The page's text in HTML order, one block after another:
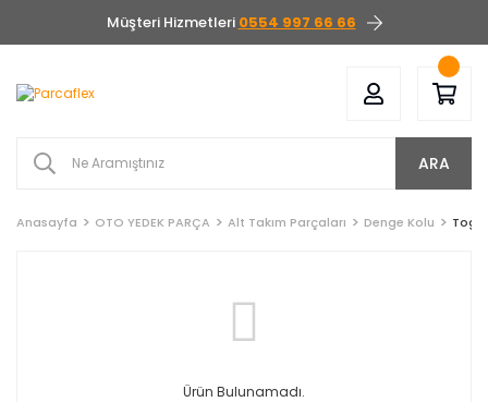
Müşteri Hizmetleri 0554 997 66 66
ARA
Anasayfa OTO YEDEK PARÇA Alt Takım Parçaları Denge Kolu Togg
Ürün Bulunamadı.